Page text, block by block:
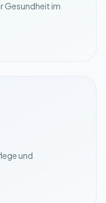
Gesundheit im
und